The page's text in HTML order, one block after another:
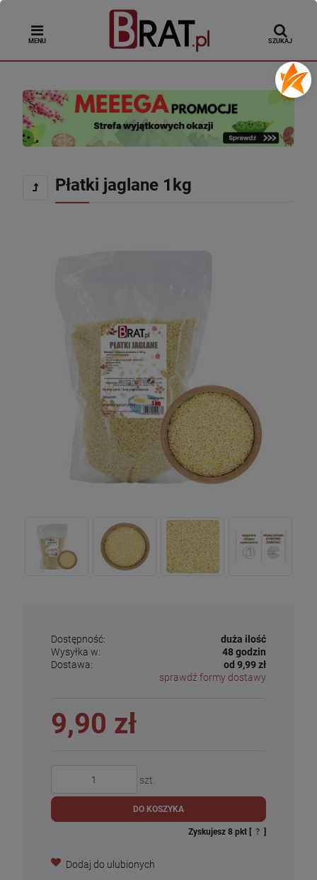
MENU SZUKAJ
Płatki jaglane 1kg
Dostępność:
duża ilość
Wysyłka w:
48 godzin
Dostawa:
od 9,99 zł
sprawdź formy dostawy
9,90 zł
szt.
DO KOSZYKA
Zyskujesz 8 pkt [ ? ]
Dodaj do ulubionych